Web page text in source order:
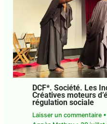
Guadeloupe.
peut enfin respirer
Laisser un commentaire •
Mathey•3 août 2026